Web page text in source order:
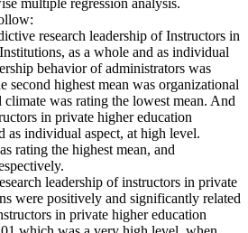
multiple regression analysis.
research leadership of Instructors in
as a whole and as individual
behavior of administrators was
second highest mean was organizational
was rating the lowest mean. And
in private higher education
as individual aspect, at high level.
rating the highest mean, and
leadership of instructors in private
were positively and significantly related
in private higher education